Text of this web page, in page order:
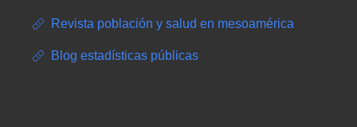
Revista población y salud en mesoamérica
Blog estadísticas públicas